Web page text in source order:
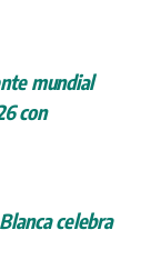
mundial
con
celebra